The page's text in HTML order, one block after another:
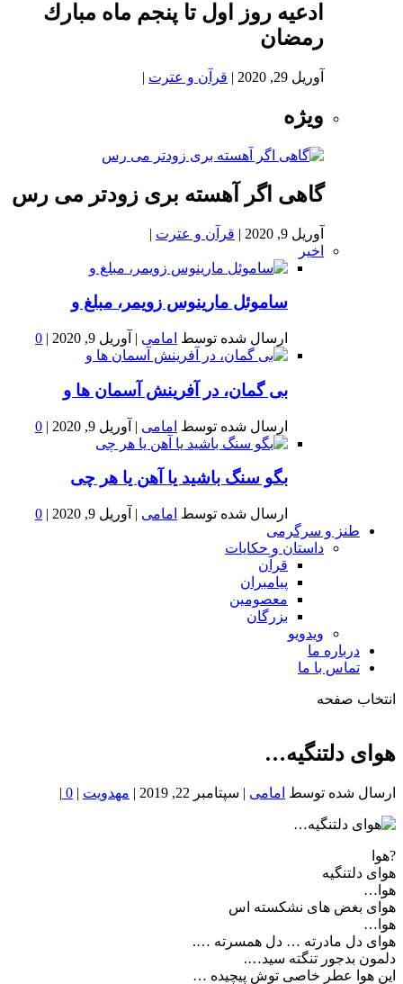
ادعيه روز اول تا پنجم ماه مبارك
رمضان
آوریل 29, 2020 | قرآن و عترت |
ویژه
گاهی اگر آهسته بری زودتر می رس
آوریل 9, 2020 | قرآن و عترت |
اخیر
ساموئل مارینوس زویمر، مبلغ و
ارسال شده توسط امامی | آوریل 9, 2020 |
0
بى گمان، در آفرينش آسمان ها و
ارسال شده توسط امامی | آوریل 9, 2020 |
0
بگو سنگ باشید یا آهن یا هر چی
ارسال شده توسط امامی | آوریل 9, 2020 |
0
طنز و سرگرمی
داستان و حکایات
قرآن
پیامبران
معصومین
بزرگان
ویدویو
درباره ما
تماس با ما
انتخاب صفحه
خون
شمال
هوای دلتنگیه…
ارسال شده توسط امامی | سپتامبر 22, 2019 | مهدویت |
0
|
?هوا
هوای دلتنگیه
هوا…
هوای بغض های نشکسته اس
هوا…
هوای دل مادرته … دل همسرته ….
دلمون بدجور تنگته سید….
این هوا عطر خاصی توش پیچیده …